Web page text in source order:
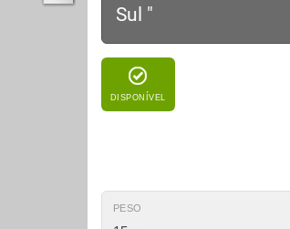
Sul "
DISPONÍVEL
PESO